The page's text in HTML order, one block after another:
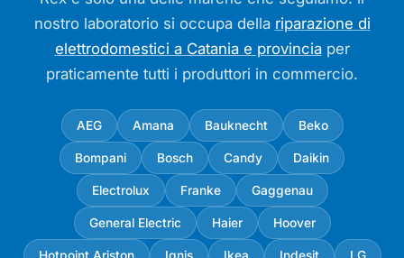
nostro laboratorio si occupa della riparazione di
elettrodomestici a Catania e provinciaper
praticamente tutti i produttori in commercio.
AEG Amana Bauknecht Beko
Bompani Bosch Candy Daikin
Electrolux Franke Gaggenau
General Electric Haier Hoover